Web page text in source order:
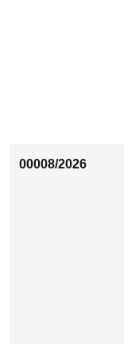
00008/2026